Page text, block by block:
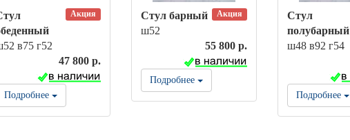
Акция
в75 г52
47 800 р.
Подробнее
Акция
Стул барный
ш52
55 800 р.
Подробнее
Стул
полубарный
ш48 в92 г54
Подробнее